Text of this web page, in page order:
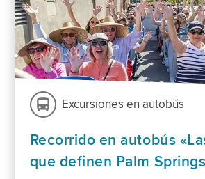
Excursiones en autobús
Recorrido en autobús
que definen Palm